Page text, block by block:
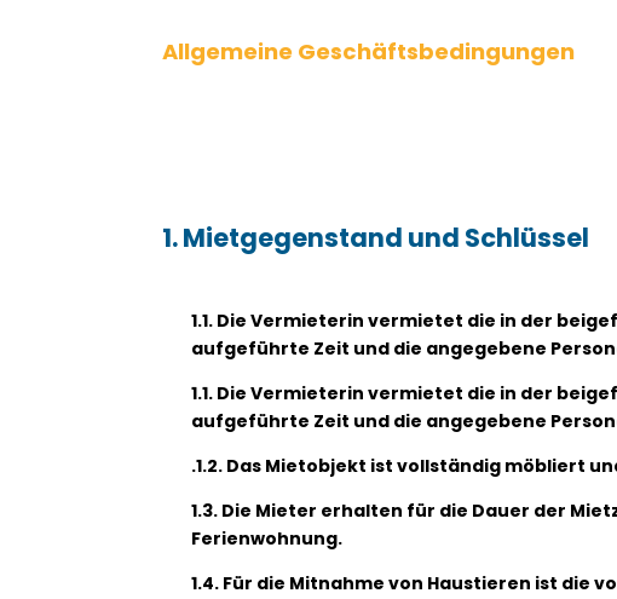
Allgemeine Geschäftsbedingungen
1. Mietgegenstand und Schlüssel
1.1. Die Vermieterin vermietet die in der
aufgeführte Zeit und die angegebene
1.1. Die Vermieterin vermietet die in der
aufgeführte Zeit und die angegebene
.1.2. Das Mietobjekt ist vollständig möbliert
1.3. Die Mieter erhalten für die Dauer der
Ferienwohnung.
1.4. Für die Mitnahme von Haustieren ist